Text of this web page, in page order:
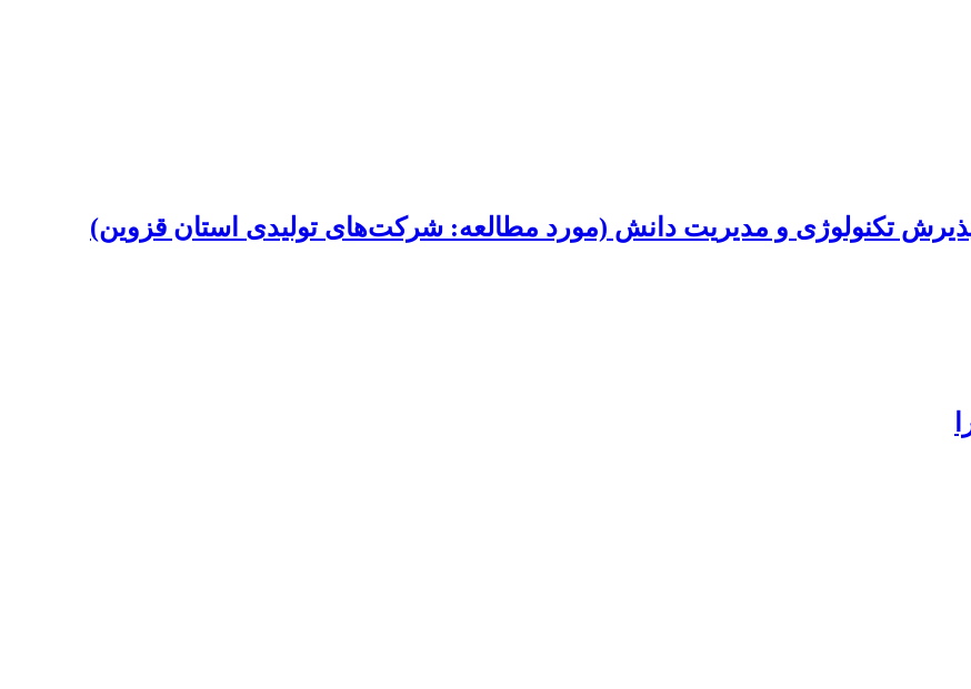
تکنولوژی و مدیریت دانش (مورد مطالعه: شرکت‌های تولیدی استان قزوین)